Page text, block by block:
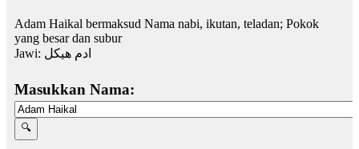
Adam Haikal bermaksud Nama nabi, ikutan, teladan; Pokok
yang besar dan subur
Jawi: ادم هيكل
Masukkan Nama: